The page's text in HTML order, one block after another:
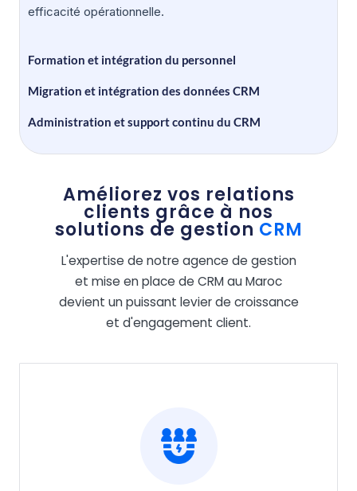
efficacité opérationnelle.
Formation et intégration du personnel
Migration et intégration des données CRM
Administration et support continu du CRM
Améliorez vos relations
clients grâce à nos
solutions de gestion CRM
L'expertise de notre agence de gestion
et mise en place de CRM au Maroc
devient un puissant levier de croissance
et d'engagement client.